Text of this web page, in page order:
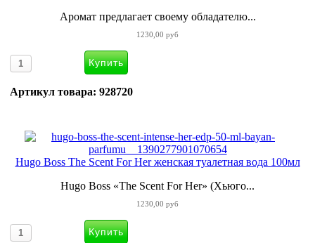
Аромат предлагает своему обладателю...
1230,00 руб
Артикул товара: 928720
Hugo Boss The Scent For Her женская туалетная вода 100мл
Hugo Boss «The Scent For Her» (Хьюго...
1230,00 руб